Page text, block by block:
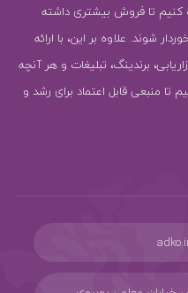
کنیم تا فروش بیشتری داشته
شوند. علاوه بر این، با ارائه
برندینگ، تبلیغات و هر آنچه
منبعی قابل اعتماد برای رشد و